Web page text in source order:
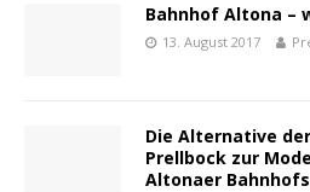
Bahnhof Altona –
13. August 2017
Die Alternative
Prellbock zur
Altonaer Bahnhofs